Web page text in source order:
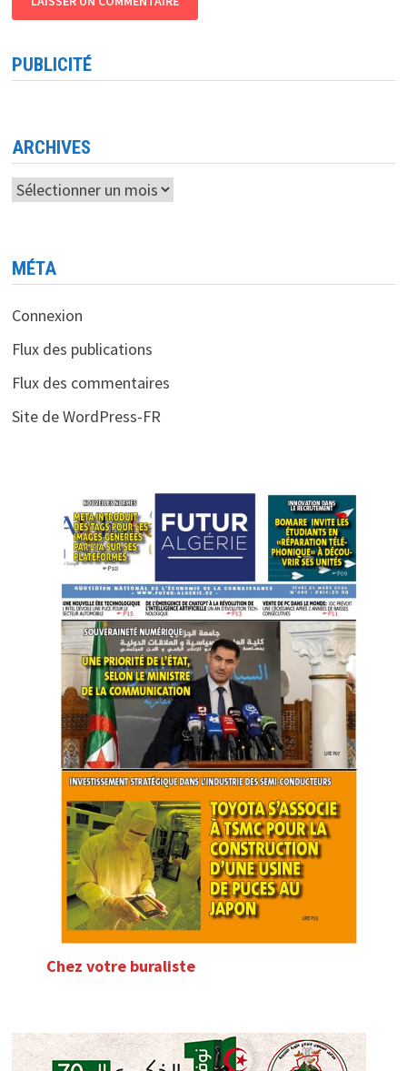
PUBLICITÉ
ARCHIVES
Archives
MÉTA
Connexion
Flux des publications
Flux des commentaires
Site de WordPress-FR
Chez votre buraliste